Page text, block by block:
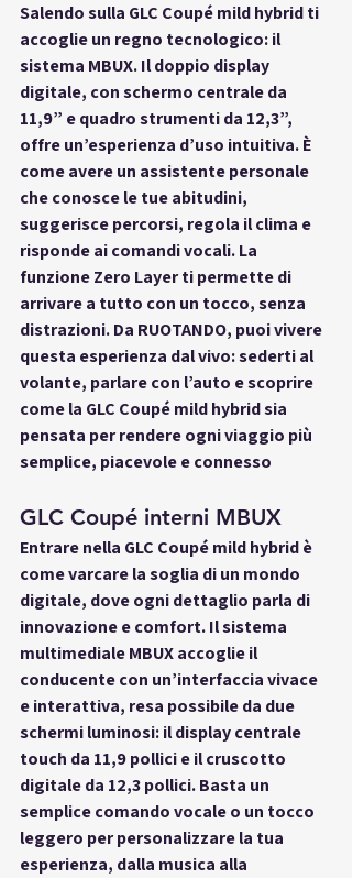
Salendo sulla GLC Coupé mild hybrid ti
accoglie un regno tecnologico: il
sistema MBUX. Il doppio display
digitale, con schermo centrale da
11,9” e quadro strumenti da 12,3”,
offre un’esperienza d’uso intuitiva. È
come avere un assistente personale
che conosce le tue abitudini,
suggerisce percorsi, regola il clima e
risponde ai comandi vocali. La
funzione Zero Layer ti permette di
arrivare a tutto con un tocco, senza
distrazioni. Da RUOTANDO, puoi vivere
questa esperienza dal vivo: sederti al
volante, parlare con l’auto e scoprire
come la GLC Coupé mild hybrid sia
pensata per rendere ogni viaggio più
semplice, piacevole e connesso
GLC Coupé interni MBUX
Entrare nella GLC Coupé mild hybrid è
come varcare la soglia di un mondo
digitale, dove ogni dettaglio parla di
innovazione e comfort. Il sistema
multimediale MBUX accoglie il
conducente con un’interfaccia vivace
e interattiva, resa possibile da due
schermi luminosi: il display centrale
touch da 11,9 pollici e il cruscotto
digitale da 12,3 pollici. Basta un
semplice comando vocale o un tocco
leggero per personalizzare la tua
esperienza, dalla musica alla